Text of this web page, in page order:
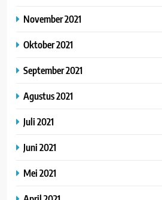
November 2021
Oktober 2021
September 2021
Agustus 2021
Juli 2021
Juni 2021
Mei 2021